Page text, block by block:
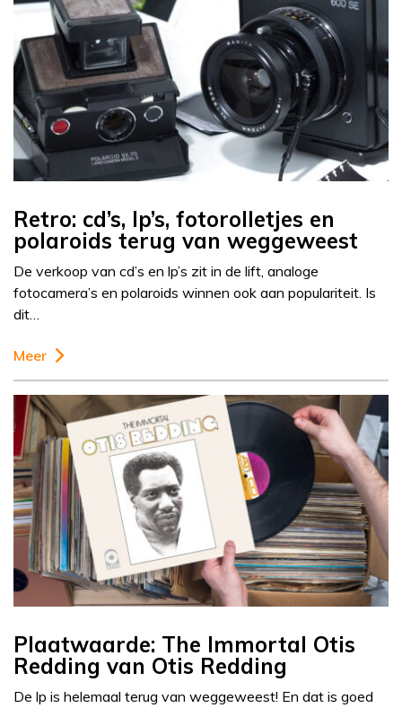
Retro: cd’s, lp’s, fotorolletjes en
polaroids terug van weggeweest
De verkoop van cd’s en lp’s zit in de lift, analoge
fotocamera’s en polaroids winnen ook aan populariteit. Is
dit…
Meer
Plaatwaarde: The Immortal Otis
Redding van Otis Redding
De lp is helemaal terug van weggeweest! En dat is goed